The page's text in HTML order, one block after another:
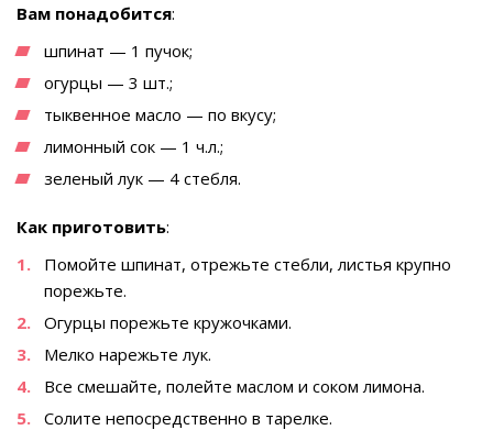
Вам понадобится:
шпинат — 1 пучок;
огурцы — 3 шт.;
тыквенное масло — по вкусу;
лимонный сок — 1 ч.л.;
зеленый лук — 4 стебля.
Как приготовить:
Помойте шпинат, отрежьте стебли, листья крупно
порежьте.
Огурцы порежьте кружочками.
Мелко нарежьте лук.
Все смешайте, полейте маслом и соком лимона.
Солите непосредственно в тарелке.